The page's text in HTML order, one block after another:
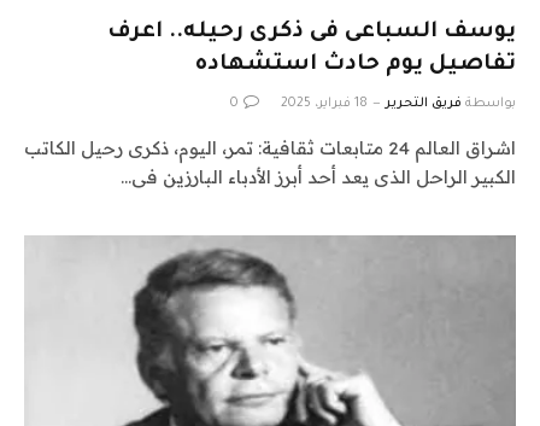
يوسف السباعى فى ذكرى رحيله.. اعرف
تفاصيل يوم حادث استشهاده
بواسطة فريق التحرير 18 فبراير، 2025 0
اشراق العالم 24 متابعات ثقافية: تمر، اليوم، ذكرى رحيل الكاتب
الكبير الراحل الذى يعد أحد أبرز الأدباء البارزين فى…